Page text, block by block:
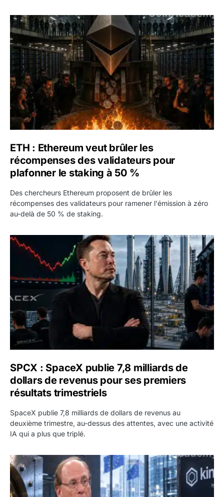
ETH : Ethereum veut brûler les récompenses des
ETH : Ethereum veut brûler les
récompenses des validateurs pour
plafonner le staking à 50 %
Des chercheurs Ethereum proposent de brûler les
récompenses des validateurs pour ramener l'émission à zéro
au-delà de 50 % de staking.
SPCX : SpaceX publie 7,8 milliards de dollars de
SPCX : SpaceX publie 7,8 milliards de
dollars de revenus pour ses premiers
résultats trimestriels
SpaceX publie 7,8 milliards de dollars de revenus au
deuxième trimestre, au-dessus des attentes, avec une activité
IA qui a plus que triplé.
BlackRock tokenise 311 milliards de dollars de fonds